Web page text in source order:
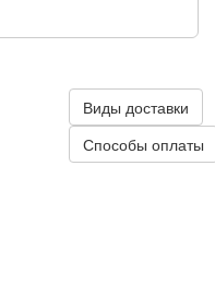
Виды доставки
Способы оплаты